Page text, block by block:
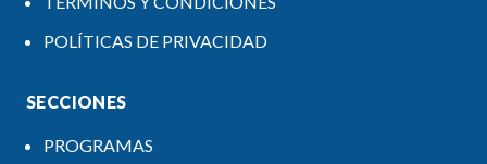
POLÍTICAS DE PRIVACIDAD
SECCIONES
PROGRAMAS